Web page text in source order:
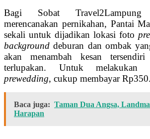
Bagi Sobat
merencanakan pernikahan, Pantai
sekali untuk dijadikan lokasi foto
background deburan dan ombak
akan menambah kesan
terlupakan. Untuk melakukan
prewedding, cukup membayar
Baca juga: Taman Dua Angsa,
Harapan